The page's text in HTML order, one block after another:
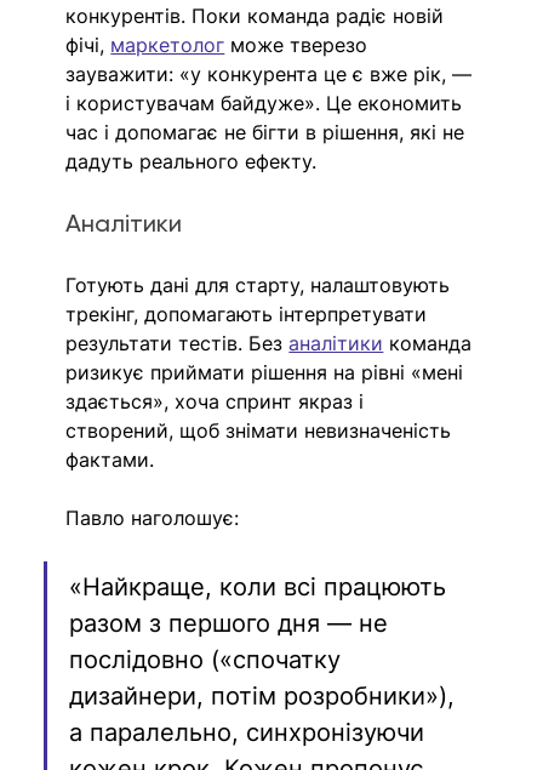
конкурентів. Поки команда радіє новій
фічі, маркетолог може тверезо
зауважити: «у конкурента це є вже рік, —
і користувачам байдуже». Це економить
час і допомагає не бігти в рішення, які не
дадуть реального ефекту.
Аналітики
Готують дані для старту, налаштовують
трекінг, допомагають інтерпретувати
результати тестів. Без аналітики команда
ризикує приймати рішення на рівні «мені
здається», хоча спринт якраз і
створений, щоб знімати невизначеність
фактами.
Павло наголошує:
«Найкраще, коли всі працюють
разом з першого дня — не
послідовно («спочатку
дизайнери, потім розробники»),
а паралельно, синхронізуючи